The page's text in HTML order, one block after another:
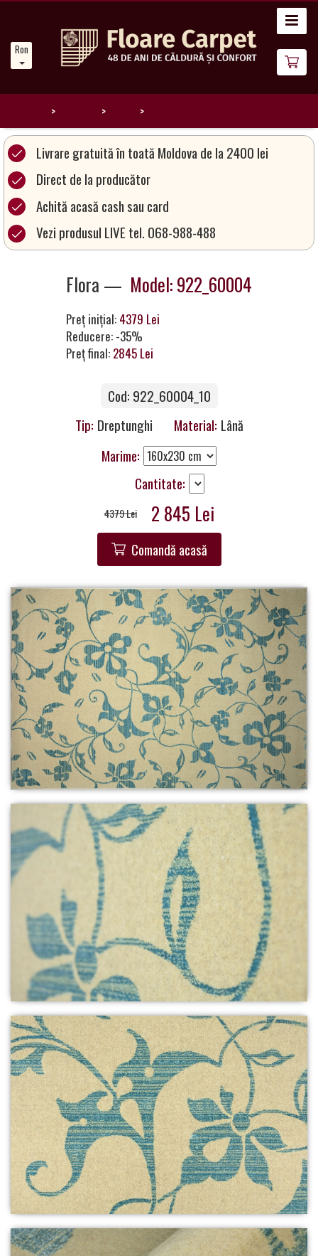
Romanian
Noutăți
Catalog
covoare
Magia
Covoarelor
Contacte
Livrare gratuită în toată Moldova de la 2400 lei
Direct de la producător
Achită acasă cash sau card
Vezi produsul LIVE tel. 068-988-488
Flora — Model: 922_60004
Preț inițial: 4379 Lei
Reducere: -35%
Preț final: 2845 Lei
Cod: 922_60004_10
Tip: Dreptunghi Material: Lână
Marime:
Cantitate:
4379 Lei 2 845 Lei
Comandă acasă